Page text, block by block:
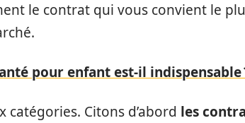
le contrat qui vous convient le
pour enfant est-il indispensable
Citons d’abord les